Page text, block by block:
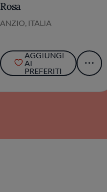
Rosa
ANZIO, ITALIA
AGGIUNGI
AI
PREFERITI